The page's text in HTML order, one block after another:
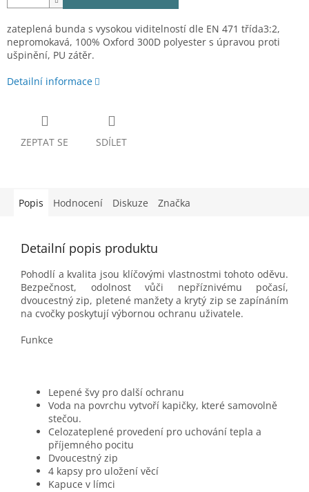
zateplená bunda s vysokou viditelností dle EN 471 třída3:2,
nepromokavá, 100% Oxford 300D polyester s úpravou proti
ušpinění, PU zátěr.
Detailní informace
ZEPTAT SE SDÍLET
Popis Hodnocení Diskuze Značka
Detailní popis produktu
Pohodlí a kvalita jsou klíčovými vlastnostmi tohoto oděvu.
Bezpečnost, odolnost vůči nepříznivému počasí,
dvoucestný zip, pletené manžety a krytý zip se zapínáním
na cvočky poskytují výbornou ochranu uživatele.
Funkce
Lepené švy pro další ochranu
Voda na povrchu vytvoří kapičky, které samovolně
stečou.
Celozateplené provedení pro uchování tepla a
příjemného pocitu
Dvoucestný zip
4 kapsy pro uložení věcí
Kapuce v límci